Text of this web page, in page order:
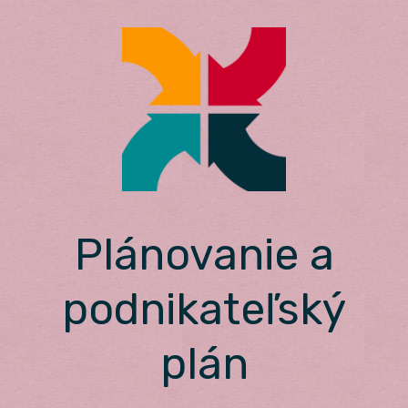
Plánovanie a
podnikateľský
plán